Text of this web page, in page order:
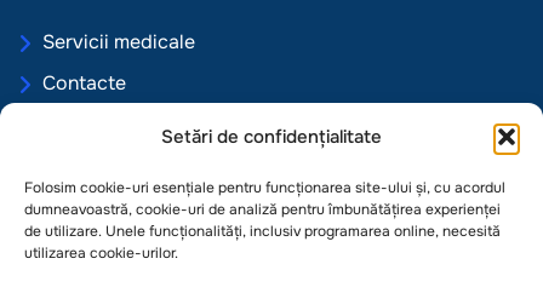
Setări de confidențialitate
Folosim cookie-uri esențiale pentru funcționarea site-ului și, cu acordul
dumneavoastră, cookie-uri de analiză pentru îmbunătățirea experienței
de utilizare. Unele funcționalități, inclusiv programarea online, necesită
utilizarea cookie-urilor.
Servicii medicale
Contacte
Programări online
Politica de Cookie
Termeni și condiții